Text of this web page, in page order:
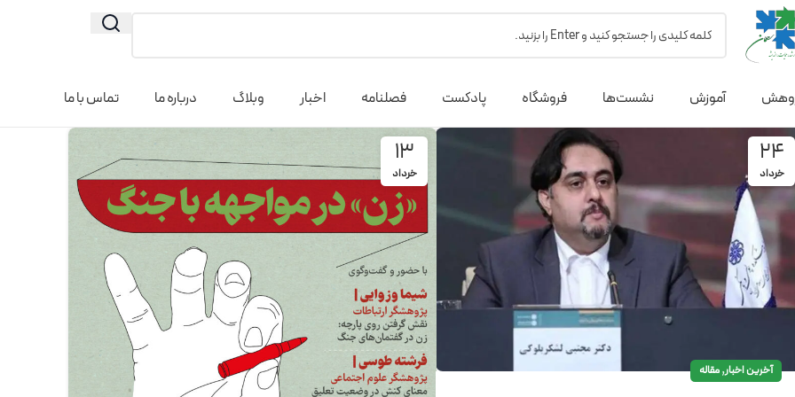
آموزش نشست‌ها فروشگاه پادکست فصلنامه اخبار وبلاگ درباره ما تماس با ما
24
خرداد
آخرین اخبار,مقاله
13
خرداد